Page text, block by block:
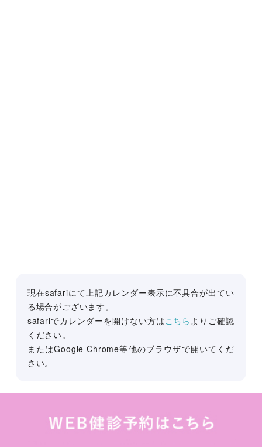
現在safariにて上記カレンダー表示に不具合が出てい
る場合がございます。
safariでカレンダーを開けない方はこちら よりご確認
ください。
またはGoogle Chrome等他のブラウザで開いてくだ
さい。
(C) Nakajima Naika Clinic